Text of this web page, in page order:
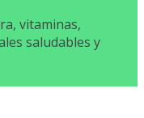
vitaminas,
saludables y